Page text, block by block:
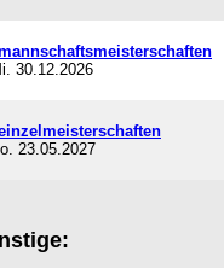
30.12.2026
23.05.2027